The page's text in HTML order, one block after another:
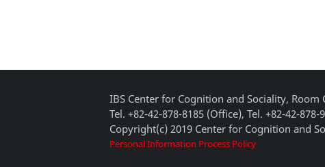
IBS Center for Cognition and Sociality,
Tel. +82-42-878-8185 (Office), Tel. +82-42-878-
Copyright(c) 2019 Center for Cognition and
Personal Information Process Policy